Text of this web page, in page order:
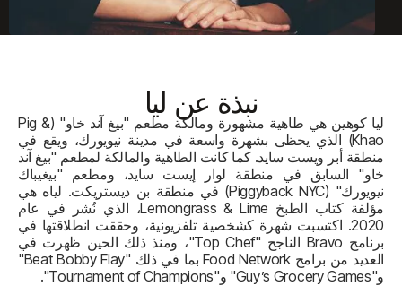
نبذة عن ليا
ليا كوهين هي طاهية مشهورة ومالكة مطعم "بيغ آند خاو" (Pig &
Khao) الذي يحظى بشهرة واسعة في مدينة نيويورك، ويقع في
منطقة أبر ويست سايد. كما كانت الطاهية والمالكة لمطعم "بيغ آند
خاو" السابق في منطقة لوار إيست سايد، ومطعم "بيغيباك
نيويورك" (Piggyback NYC) في منطقة بن ديستريكت. لياه هي
مؤلفة كتاب الطبخ Lemongrass & Lime، الذي نُشر في عام
2020. اكتسبت شهرة كشخصية تلفزيونية، وحققت انطلاقتها في
برنامج Bravo الناجح "Top Chef"، ومنذ ذلك الحين ظهرت في
العديد من برامج Food Network بما في ذلك "Beat Bobby Flay"
و"Guy’s Grocery Games" و"Tournament of Champions".